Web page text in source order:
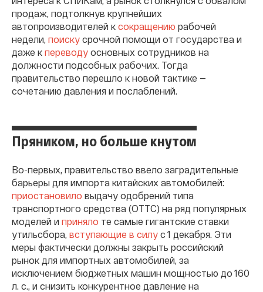
продаж, подтолкнув крупнейших
автопроизводителей к сокращению рабочей
недели, поиску срочной помощи от государства и
даже к переводу основных сотрудников на
должности подсобных рабочих. Тогда
правительство перешло к новой тактике —
сочетанию давления и послаблений.
Пряником, но больше кнутом
Во-первых, правительство ввело заградительные
барьеры для импорта китайских автомобилей:
приостановило выдачу одобрений типа
транспортного средства (ОТТС) на ряд популярных
моделей и приняло те самые гигантские ставки
утильсбора, вступающие в силу с 1 декабря. Эти
меры фактически должны закрыть российский
рынок для импортных автомобилей, за
исключением бюджетных машин мощностью до 160
л. с., и снизить конкурентное давление на